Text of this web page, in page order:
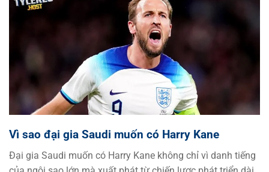
Vì sao đại gia Saudi muốn có Harry Kane
Đại gia Saudi muốn có Harry Kane không chỉ vì danh tiếng